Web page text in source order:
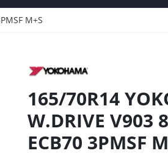
M+S
165/70R14
W.DRIVE V903
ECB70 3PMSF